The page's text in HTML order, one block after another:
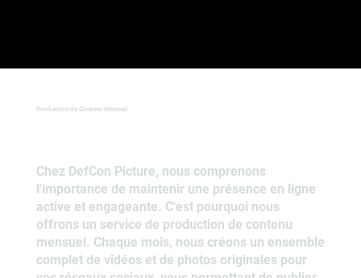
Production de Contenu Mensuel
Chez DefCon Picture, nous comprenons
l'importance de maintenir une présence en ligne
active et engageante. C'est pourquoi nous
offrons un service de production de contenu
mensuel. Chaque mois, nous créons un ensemble
complet de vidéos et de photos originales pour